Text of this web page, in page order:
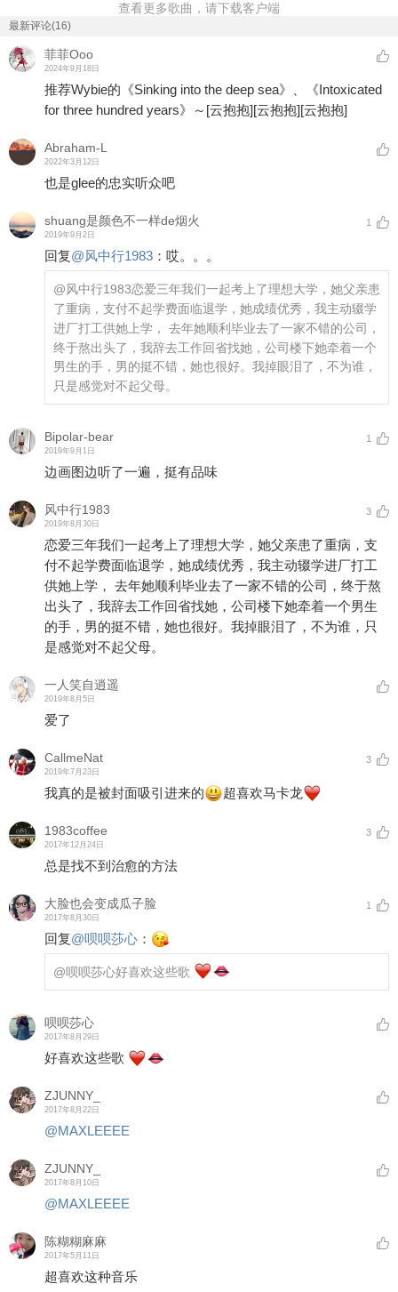
查看更多歌曲，请下载客户端
最新评论(16)
菲菲Ooo
2024年9月18日
推荐Wybie的《Sinking into the deep sea》、《Intoxicated
for three hundred years》～ [云抱抱][云抱抱][云抱抱]
Abraham-L
2022年3月12日
也是glee的忠实听众吧
shuang是颜色不一样de烟火
2019年9月2日
1
回复@风中行1983 ： 哎。。。
@风中行1983恋爱三年我们一起考上了理想大学，她父亲患
了重病，支付不起学费面临退学，她成绩优秀，我主动辍学
进厂打工供她上学， 去年她顺利毕业去了一家不错的公司，
终于熬出头了，我辞去工作回省找她，公司楼下她牵着一个
男生的手，男的挺不错，她也很好。我掉眼泪了，不为谁，
只是感觉对不起父母。
Bipolar-bear
2019年9月1日
1
边画图边听了一遍，挺有品味
风中行1983
2019年8月30日
3
恋爱三年我们一起考上了理想大学，她父亲患了重病，支
付不起学费面临退学，她成绩优秀，我主动辍学进厂打工
供她上学， 去年她顺利毕业去了一家不错的公司，终于熬
出头了，我辞去工作回省找她，公司楼下她牵着一个男生
的手，男的挺不错，她也很好。我掉眼泪了，不为谁，只
是感觉对不起父母。
一人笑自逍遥
2019年8月5日
爱了
CallmeNat
2019年7月23日
3
我真的是被封面吸引进来的 超喜欢马卡龙
1983coffee
2017年12月24日
3
总是找不到治愈的方法
大脸也会变成瓜子脸
2017年8月30日
1
回复@呗呗莎心 ：
@呗呗莎心好喜欢这些歌
呗呗莎心
2017年8月29日
好喜欢这些歌
ZJUNNY_
2017年8月22日
@MAXLEEEE
ZJUNNY_
2017年8月10日
@MAXLEEEE
陈糊糊麻麻
2017年5月11日
超喜欢这种音乐